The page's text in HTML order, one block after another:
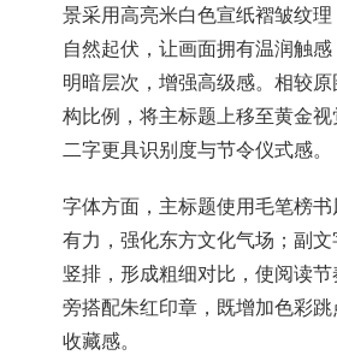
景采用高亮米白色宣纸褶皱纹
自然起伏，让画面拥有温润触
明暗层次，增强高级感。相较
构比例，将主标题上移至黄金视
二字更具识别度与节令仪式感。
字体方面，主标题使用毛笔榜
有力，强化东方文化气场；副
竖排，形成粗细对比，使阅读
旁搭配朱红印章，既增加色彩
收藏感。